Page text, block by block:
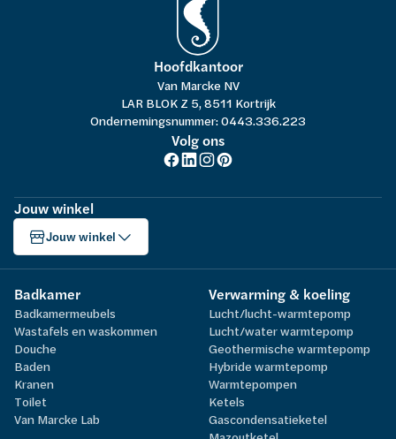
Hoofdkantoor
Van Marcke NV
LAR BLOK Z 5, 8511 Kortrijk
Ondernemingsnummer: 0443.336.223
Volg ons
Jouw winkel
Jouw winkel
Badkamer
Badkamermeubels
Wastafels en waskommen
Douche
Baden
Kranen
Toilet
Van Marcke Lab
Verwarming & koeling
Lucht/lucht-warmtepomp
Lucht/water warmtepomp
Geothermische warmtepomp
Hybride warmtepomp
Warmtepompen
Ketels
Gascondensatieketel